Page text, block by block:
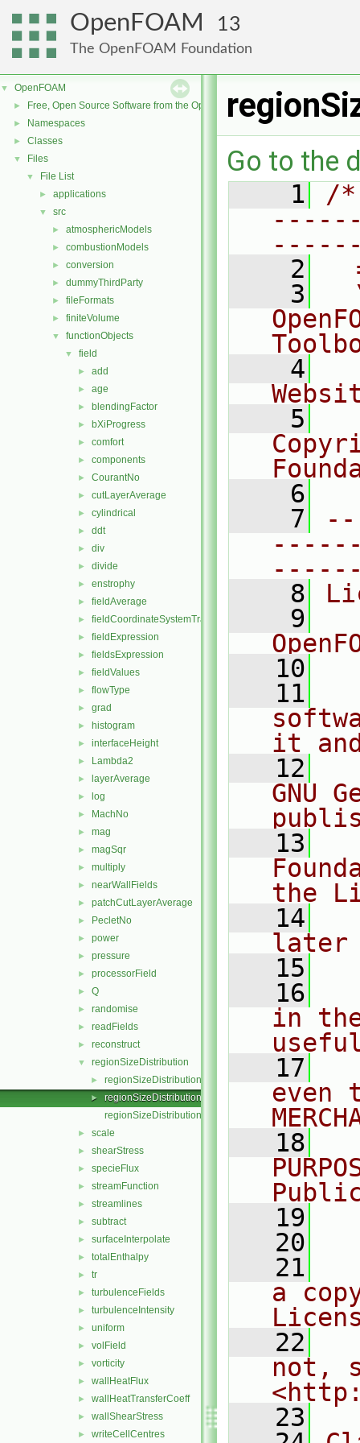
OpenFOAM 13
The OpenFOAM Foundation
▼ OpenFOAM
► Free, Open Source Software from the OpenFOAM Foundation
► Namespaces
► Classes
▼ Files
▼ File List
► applications
▼ src
► atmosphericModels
► combustionModels
► conversion
► dummyThirdParty
► fileFormats
► finiteVolume
▼ functionObjects
▼ field
► add
► age
► blendingFactor
► bXiProgress
► comfort
► components
► CourantNo
► cutLayerAverage
► cylindrical
► ddt
► div
► divide
► enstrophy
► fieldAverage
► fieldCoordinateSystemTransform
► fieldExpression
► fieldsExpression
► fieldValues
► flowType
► grad
► histogram
► interfaceHeight
► Lambda2
► layerAverage
► log
► MachNo
► mag
► magSqr
► multiply
► nearWallFields
► patchCutLayerAverage
► PecletNo
► power
► pressure
► processorField
► Q
► randomise
► readFields
► reconstruct
▼ regionSizeDistribution
► regionSizeDistribution.C
►
regionSizeDistribution.H
regionSizeDistributionTemplates.C
► scale
► shearStress
► specieFlux
► streamFunction
► streamlines
► subtract
► surfaceInterpolate
► totalEnthalpy
► tr
► turbulenceFields
► turbulenceIntensity
► uniform
► volField
► vorticity
► wallHeatFlux
► wallHeatTransferCoeff
► wallShearStress
► writeCellCentres
Go to the
    1
/
    2
    3
    4
    5
    6
    7
    8
    9
   10
   11
it
   12
GNU
   13
the
   14
later
   15
   16
in
   17
even
   18
   19
   20
   21
a
   22
not,
   23